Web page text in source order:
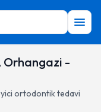
-
ortodontik tedavi